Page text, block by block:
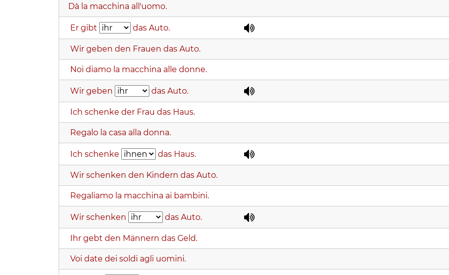
Dà la macchina all'uomo.
Er gibt das Auto.
Wir geben den Frauen das Auto.
Noi diamo la macchina alle donne.
Wir geben das Auto.
Ich schenke der Frau das Haus.
Regalo la casa alla donna.
Ich schenke das Haus.
Wir schenken den Kindern das Auto.
Regaliamo la macchina ai bambini.
Wir schenken das Auto.
Ihr gebt den Männern das Geld.
Voi date dei soldi agli uomini.